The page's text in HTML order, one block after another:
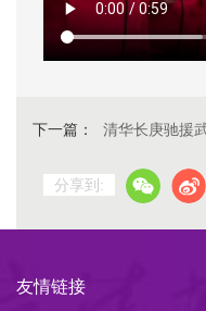
下一篇： 清华长庚驰援
分享到:
友情链接